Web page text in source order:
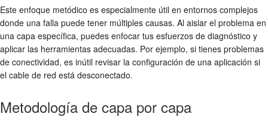
Este enfoque metódico es especialmente útil en entornos complejos
donde una falla puede tener múltiples causas. Al aislar el problema en
una capa específica, puedes enfocar tus esfuerzos de diagnóstico y
aplicar las herramientas adecuadas. Por ejemplo, si tienes problemas
de conectividad, es inútil revisar la configuración de una aplicación si
el cable de red está desconectado.
Metodología de capa por capa